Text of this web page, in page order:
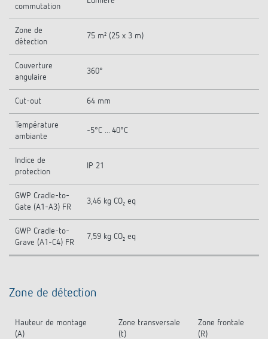
commutation
Zone de
détection
75 m² (25 x 3 m)
Couverture
angulaire
360°
Cut-out 64 mm
Température
ambiante
-5°C ... 40°C
Indice de
protection
IP 21
GWP Cradle-to-
Gate (A1-A3) FR
3,46 kg CO₂ eq
GWP Cradle-to-
Grave (A1-C4) FR
7,59 kg CO₂ eq
Zone de détection
Hauteur de montage
(A)
Zone transversale
(t)
Zone frontale
(R)